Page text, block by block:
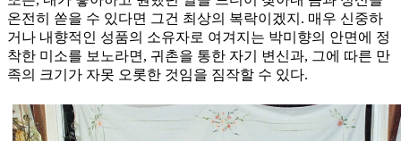
온전히 쏟을 수 있다면 그건 최상의 복락이겠지. 매우 신중하
거나 내향적인 성품의 소유자로 여겨지는 박미향의 안면에 정
착한 미소를 보노라면, 귀촌을 통한 자기 변신과, 그에 따른 만
족의 크기가 자못 오롯한 것임을 짐작할 수 있다.